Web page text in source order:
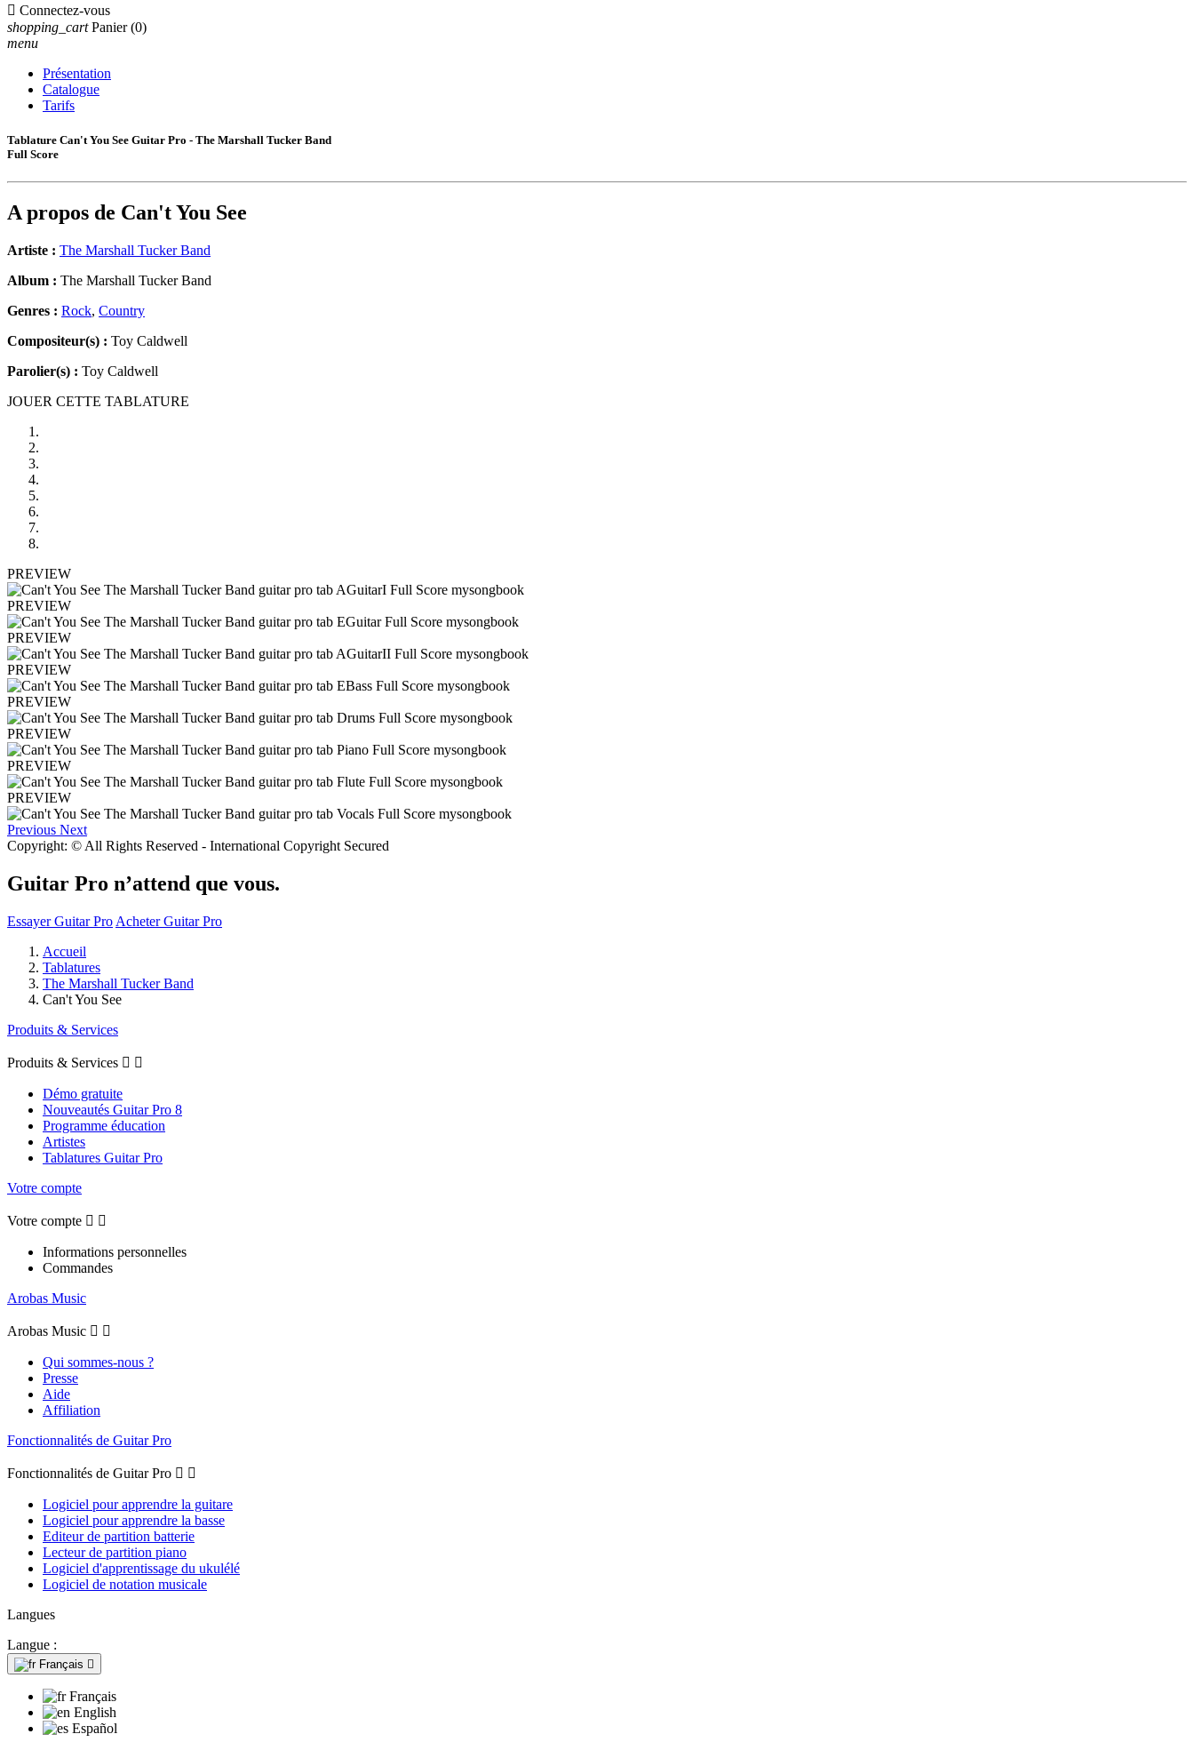
 Connectez-vous
shopping_cart Panier (0)
menu
Présentation
Catalogue
Tarifs
Tablature Can't You See Guitar Pro - The Marshall Tucker Band
Full Score
A propos de Can't You See
Artiste : The Marshall Tucker Band
Album : The Marshall Tucker Band
Genres : Rock, Country
Compositeur(s) : Toy Caldwell
Parolier(s) : Toy Caldwell
JOUER CETTE TABLATURE
PREVIEW
PREVIEW
PREVIEW
PREVIEW
PREVIEW
PREVIEW
PREVIEW
PREVIEW
Previous Next
Copyright: © All Rights Reserved - International Copyright Secured
Guitar Pro n’attend que vous.
Essayer Guitar Pro Acheter Guitar Pro
Accueil
Tablatures
The Marshall Tucker Band
Can't You See
Produits & Services
Produits & Services  
Démo gratuite
Nouveautés Guitar Pro 8
Programme éducation
Artistes
Tablatures Guitar Pro
Votre compte
Votre compte  
Informations personnelles
Commandes
Arobas Music
Arobas Music  
Qui sommes-nous ?
Presse
Aide
Affiliation
Fonctionnalités de Guitar Pro
Fonctionnalités de Guitar Pro  
Logiciel pour apprendre la guitare
Logiciel pour apprendre la basse
Editeur de partition batterie
Lecteur de partition piano
Logiciel d'apprentissage du ukulélé
Logiciel de notation musicale
Langues
Langue :
Français 
Français
English
Español